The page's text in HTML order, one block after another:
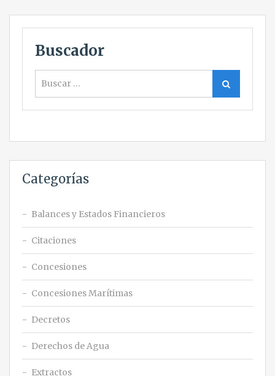
Buscador
Buscar
Categorías
Balances y Estados Financieros
Citaciones
Concesiones
Concesiones Marítimas
Decretos
Derechos de Agua
Extractos